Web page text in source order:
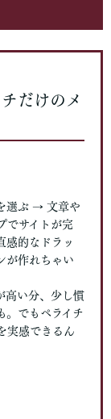
だけのメ
選ぶ → 文章や
でサイトが完
感的なドラッ
が作れちゃい
高い分、少し慣
。でもペライチ
実感できるん